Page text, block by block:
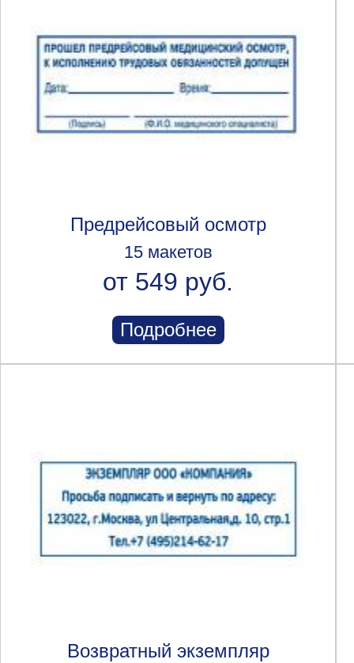
Предрейсовый осмотр
15 макетов
от 549 руб.
Подробнее
Возвратный экземпляр